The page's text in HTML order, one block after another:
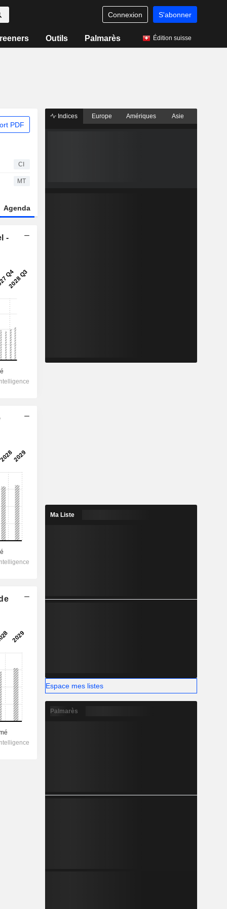
Connexion S'abonner
Outils Palmarès Édition suisse
PDF
CI
MT
Agenda
-
Indices Europe Amériques Asie
Ma Liste
Espace mes listes
Palmarès